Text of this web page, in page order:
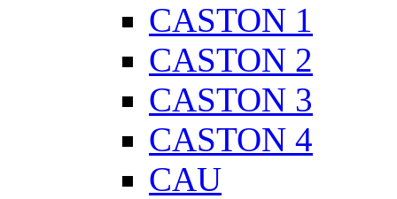
CASTON 1
CASTON 2
CASTON 3
CASTON 4
CAU